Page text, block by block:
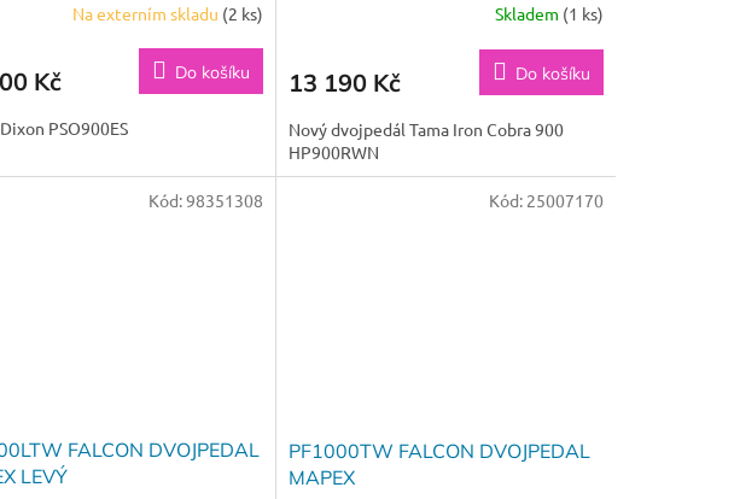
Na externím skladu (2 ks)
Kč Do košíku
PSO900ES
Skladem (1 ks)
13 190 Kč Do košíku
Nový dvojpedál Tama Iron Cobra 900
HP900RWN
FALCON DVOJPEDAL
LEVÝ
Kód:98351308
PF1000TW FALCON DVOJPEDAL
MAPEX
Kód: 25007170